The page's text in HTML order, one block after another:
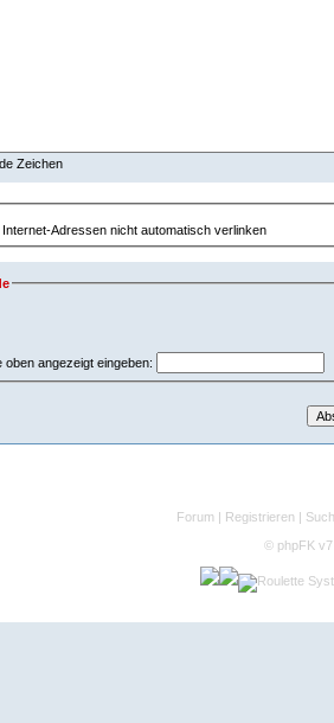
Zeichen
Internet-Adressen nicht automatisch verlinken
oben angezeigt eingeben:
Forum | Registrieren |
© phpFK